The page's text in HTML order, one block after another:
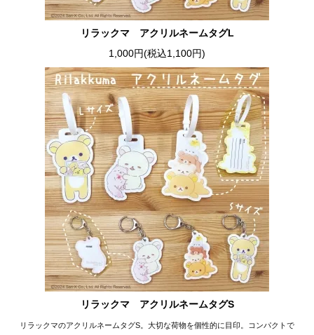
リラックマ アクリルネームタグL
1,000円(税込1,100円)
リラックマ アクリルネームタグS
リラックマのアクリルネームタグS。大切な荷物を個性的に目印。コンパクトで